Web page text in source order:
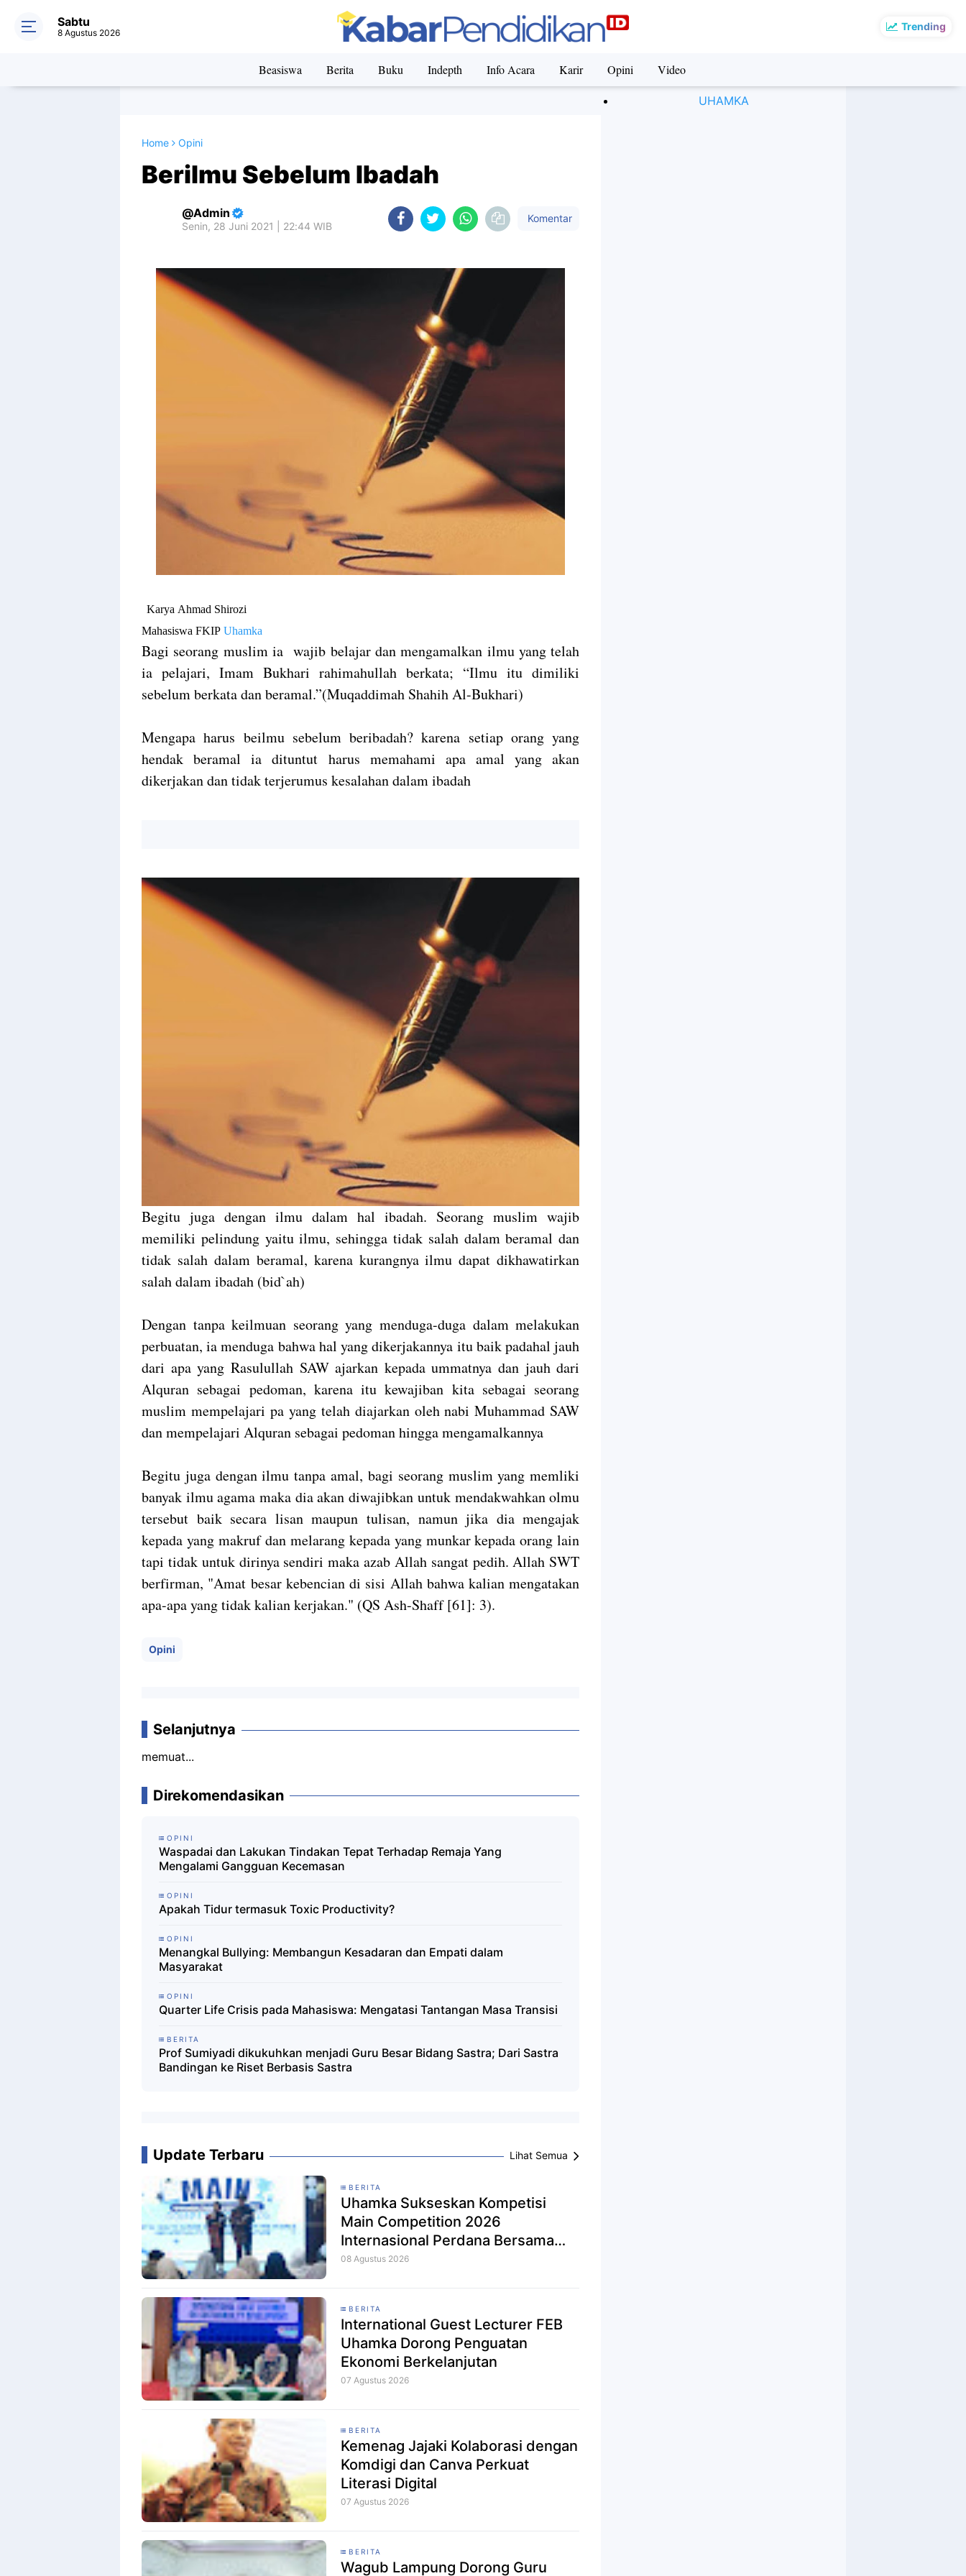
Trending
Sabtu
8 Agustus 2026
Beasiswa Berita Buku Indepth Info Acara Karir Opini Video
Home Opini
Berilmu Sebelum Ibadah
Admin
Senin, 28 Juni 2021 | 22:44 WIB
Komentar
Karya Ahmad Shirozi
Mahasiswa FKIP Uhamka
Bagi seorang muslim ia wajib belajar dan mengamalkan ilmu yang telah
ia pelajari, Imam Bukhari rahimahullah berkata; “Ilmu itu dimiliki
sebelum berkata dan beramal.”(Muqaddimah Shahih Al-Bukhari)
Mengapa harus beilmu sebelum beribadah? karena setiap orang yang
hendak beramal ia dituntut harus memahami apa amal yang akan
dikerjakan dan tidak terjerumus kesalahan dalam ibadah
Begitu juga dengan ilmu dalam hal ibadah. Seorang muslim wajib
memiliki pelindung yaitu ilmu, sehingga tidak salah dalam beramal dan
tidak salah dalam beramal, karena kurangnya ilmu dapat dikhawatirkan
salah dalam ibadah (bid`ah)
Dengan tanpa keilmuan seorang yang menduga-duga dalam melakukan
perbuatan, ia menduga bahwa hal yang dikerjakannya itu baik padahal jauh
dari apa yang Rasulullah SAW ajarkan kepada ummatnya dan jauh dari
Alquran sebagai pedoman, karena itu kewajiban kita sebagai seorang
muslim mempelajari pa yang telah diajarkan oleh nabi Muhammad SAW
dan mempelajari Alquran sebagai pedoman hingga mengamalkannya
Begitu juga dengan ilmu tanpa amal, bagi seorang muslim yang memliki
banyak ilmu agama maka dia akan diwajibkan untuk mendakwahkan olmu
tersebut baik secara lisan maupun tulisan, namun jika dia mengajak
kepada yang makruf dan melarang kepada yang munkar kepada orang lain
tapi tidak untuk dirinya sendiri maka azab Allah sangat pedih. Allah SWT
berfirman, "Amat besar kebencian di sisi Allah bahwa kalian mengatakan
apa-apa yang tidak kalian kerjakan." (QS Ash-Shaff [61]: 3).
Opini
Selanjutnya
memuat...
Direkomendasikan
OPINI
Waspadai dan Lakukan Tindakan Tepat Terhadap Remaja Yang
Mengalami Gangguan Kecemasan
OPINI
Apakah Tidur termasuk Toxic Productivity?
OPINI
Menangkal Bullying: Membangun Kesadaran dan Empati dalam
Masyarakat
OPINI
Quarter Life Crisis pada Mahasiswa: Mengatasi Tantangan Masa Transisi
BERITA
Prof Sumiyadi dikukuhkan menjadi Guru Besar Bidang Sastra; Dari Sastra
Bandingan ke Riset Berbasis Sastra
Update Terbaru Lihat Semua
BERITA
Uhamka Sukseskan Kompetisi
Main Competition 2026
Internasional Perdana Bersama
APSI PTMA
08 Agustus 2026
BERITA
International Guest Lecturer FEB
Uhamka Dorong Penguatan
Ekonomi Berkelanjutan
07 Agustus 2026
BERITA
Kemenag Jajaki Kolaborasi dengan
Komdigi dan Canva Perkuat
Literasi Digital
07 Agustus 2026
BERITA
Wagub Lampung Dorong Guru
UHAMKA